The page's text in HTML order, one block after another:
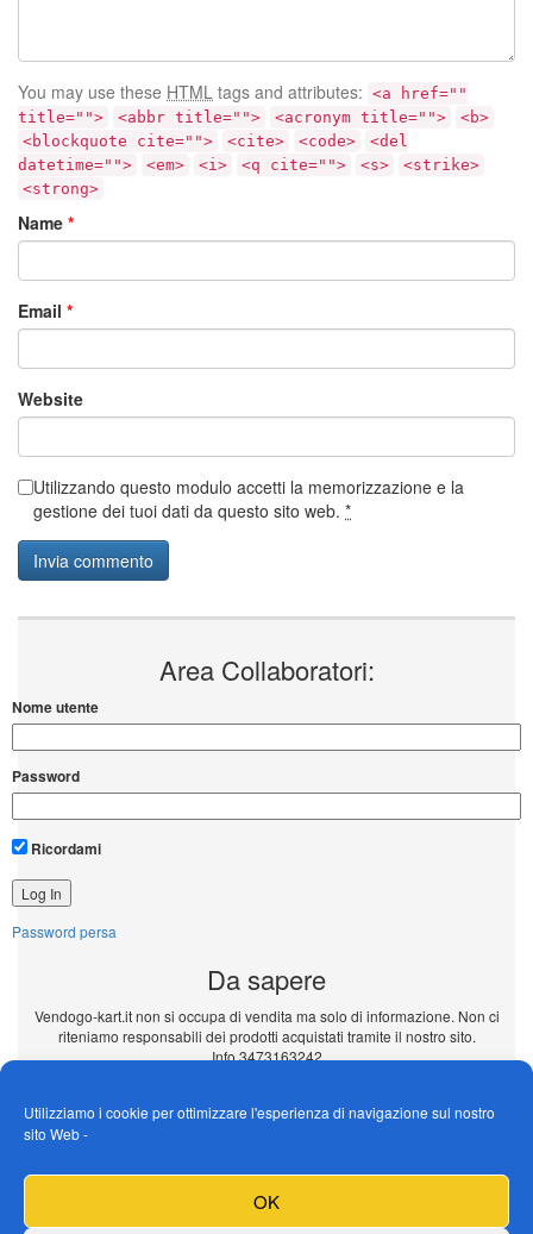
Utilizziamo i cookie per ottimizzare l'esperienza di navigazione sul nostro
sito Web -
OK
You may use these HTML tags and attributes: <a href=""
title="">
<abbr title=""> <acronym title="">
<b>
<blockquote cite="">
<cite> <code>
<del
datetime="">
<em> <i> <q cite=""> <s>
<strike>
<strong>
Name *
Email *
Website
Utilizzando questo modulo accetti la memorizzazione e la
gestione dei tuoi dati da questo sito web. *
Area Collaboratori:
Nome utente
Password
Ricordami
Password persa
Da sapere
Vendogo-kart.it non si occupa di vendita ma solo di informazione. Non ci
riteniamo responsabili dei prodotti acquistati tramite il nostro sito.
Info 3473163242
Inserisci il tuo annuncio Gratuito!!!
Seguici su Facebook